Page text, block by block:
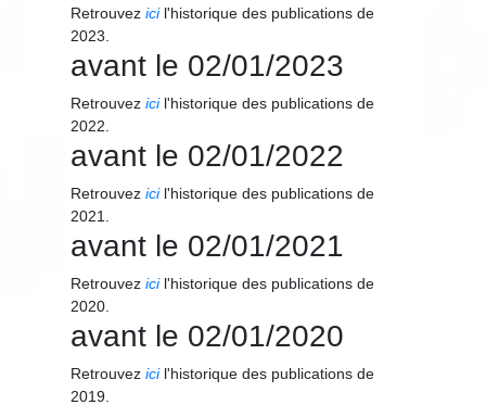
Retrouvez icil'historique des publications de
2023.
avant le 02/01/2023
Retrouvez icil'historique des publications de
2022.
avant le 02/01/2022
Retrouvez icil'historique des publications de
2021.
avant le 02/01/2021
Retrouvez icil'historique des publications de
2020.
avant le 02/01/2020
Retrouvez icil'historique des publications de
2019.